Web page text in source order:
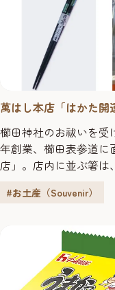
萬はし本店「はかた開
櫛田神社のお祓いを受
年創業、櫛田表参道に
店」。店内に並ぶ箸は
れています。ご家庭
い品質重視をモット
商品提供を心掛け、商
#お土産（Souvenir）